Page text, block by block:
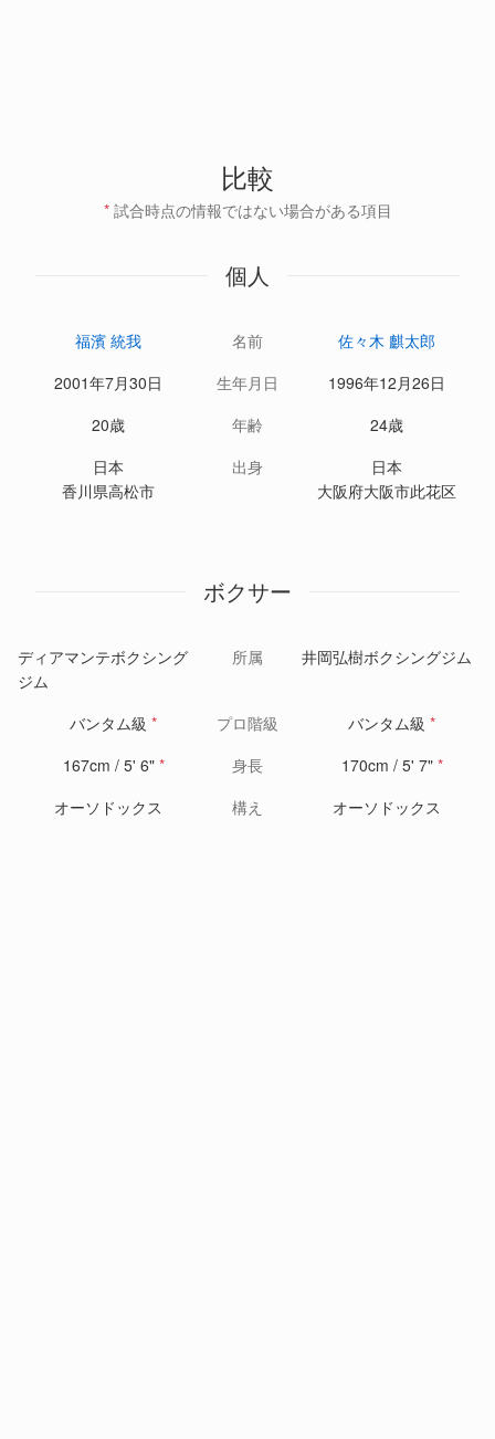
比較
* 試合時点の情報ではない場合がある項目
個人
福濱 統我 名前
佐々木 麒太郎
2001年7月30日
生年月日
1996年12月26日
20歳
年齢
24歳
日本
香川県高松市
出身
日本
大阪府大阪市此花区
ボクサー
ディアマンテボクシング
ジム
所属 井岡弘樹ボクシングジム
バンタム級 * プロ階級 バンタム級 *
167cm / 5' 6" * 身長 170cm / 5' 7" *
オーソドックス
構え オーソドックス